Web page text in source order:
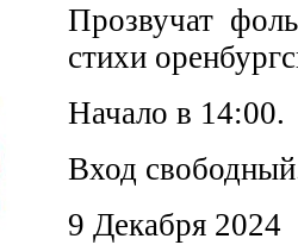
Прозвучат
стихи
Начало в 14:00.
Вход
9 Декабря 2024